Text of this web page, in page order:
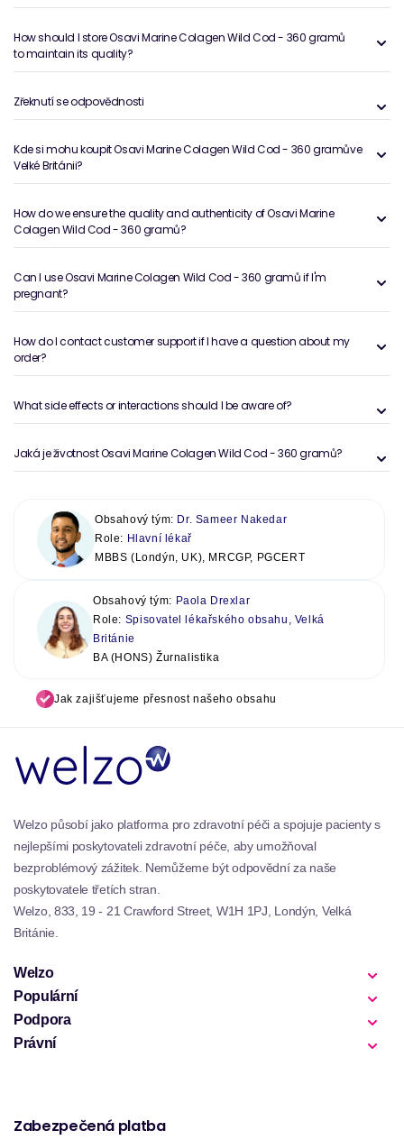
How should I store Osavi Marine Colagen Wild Cod - 360 gramů
to maintain its quality?
Zřeknutí se odpovědnosti
Kde si mohu koupit Osavi Marine Colagen Wild Cod - 360 gramůve
Velké Británii?
How do we ensure the quality and authenticity of Osavi Marine
Colagen Wild Cod - 360 gramů?
Can I use Osavi Marine Colagen Wild Cod - 360 gramů if I'm
pregnant?
How do I contact customer support if I have a question about my
order?
What side effects or interactions should I be aware of?
Jaká je životnost Osavi Marine Colagen Wild Cod - 360 gramů?
Obsahový tým: Dr. Sameer Nakedar
Role: Hlavní lékař
MBBS (Londýn, UK), MRCGP, PGCERT
Obsahový tým: Paola Drexlar
Role: Spisovatel lékařského obsahu, Velká
Británie
BA (HONS) Žurnalistika
Jak zajišťujeme přesnost našeho obsahu
Welzo působí jako platforma pro zdravotní péči a spojuje pacienty s
nejlepšími poskytovateli zdravotní péče, aby umožňoval
bezproblémový zážitek. Nemůžeme být odpovědní za naše
poskytovatele třetích stran.
Welzo, 833, 19 - 21 Crawford Street, W1H 1PJ, Londýn, Velká
Británie.
Welzo
Populární
Podpora
Právní
Zabezpečená platba